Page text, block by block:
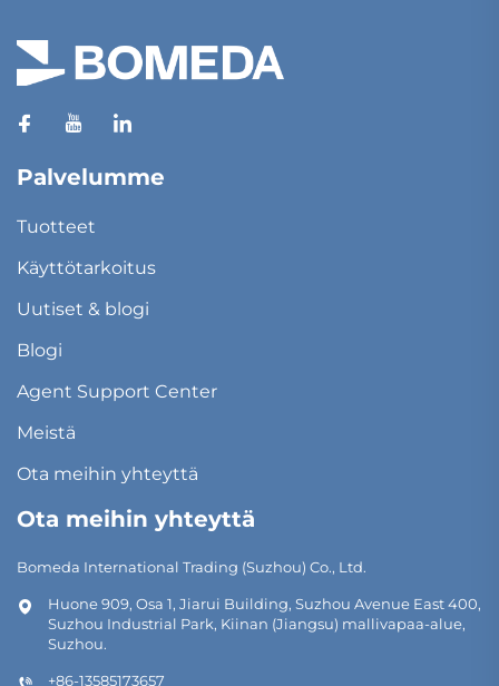
Palvelumme
Tuotteet
Käyttötarkoitus
Uutiset & blogi
Blogi
Agent Support Center
Meistä
Ota meihin yhteyttä
Ota meihin yhteyttä
Bomeda International Trading (Suzhou) Co., Ltd.
Huone 909, Osa 1, Jiarui Building, Suzhou Avenue East 400,
Suzhou Industrial Park, Kiinan (Jiangsu) mallivapaa-alue,
Suzhou.
+86-13585173657